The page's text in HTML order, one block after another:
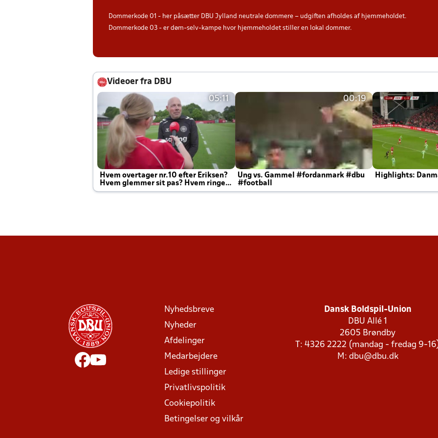
Dommerkode 01 - her påsætter DBU Jylland neutrale dommere – udgiften afholdes af hjemmeholdet.
Dommerkode 03 - er døm-selv-kampe hvor hjemmeholdet stiller en lokal dommer.
Videoer fra DBU
05:11
Hvem overtager nr.10 efter Eriksen?
Hvem glemmer sit pas? Hvem ringer
Joachim altid til efter kampe?
00:19
Ung vs. Gammel #fordanmark #dbu
#football
Highlights:
Nyhedsbreve
Nyheder
Afdelinger
Medarbejdere
Ledige stillinger
Privatlivspolitik
Cookiepolitik
Betingelser og vilkår
Dansk Boldspil-Union
DBU Allé 1
2605 Brøndby
T: 4326 2222 (mandag - fredag 9-
M: dbu@dbu.dk